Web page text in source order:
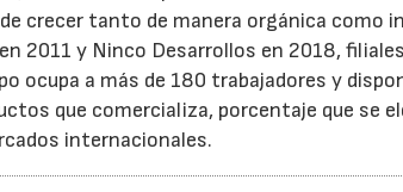
crecer tanto de manera orgánica como
2011 y Ninco Desarrollos en 2018,
ocupa a más de 180 trabajadores y
que comercializa, porcentaje que se
internacionales.